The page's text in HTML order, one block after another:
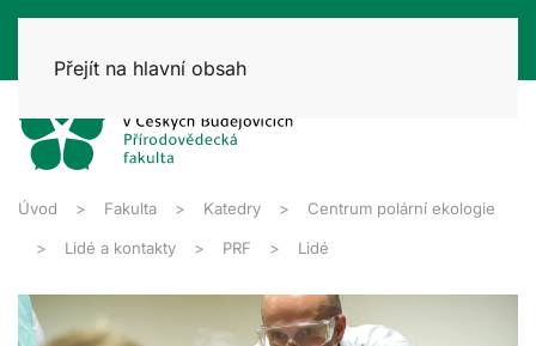
Přejít na hlavní obsah
Úvod Fakulta Katedry Centrum polární ekologie
Lidé a kontakty PRF Lidé